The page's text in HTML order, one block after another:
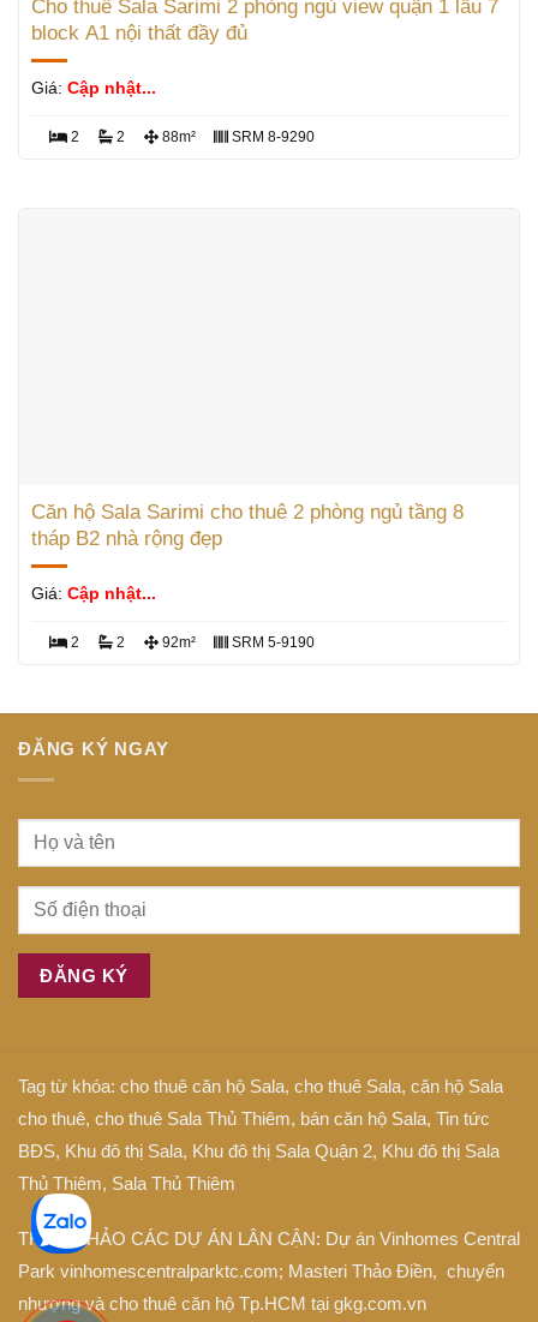
Cho thuê Sala Sarimi 2 phòng ngủ view quận 1 lầu 7
block A1 nội thất đầy đủ
Giá: Cập nhật...
2 2 88m² SRM 8-9290
Căn hộ Sala Sarimi cho thuê 2 phòng ngủ tầng 8
tháp B2 nhà rộng đẹp
Giá: Cập nhật...
2 2 92m² SRM 5-9190
ĐĂNG KÝ NGAY
Tag từ khóa: cho thuê căn hộ Sala, cho thuê Sala, căn hộ Sala
cho thuê, cho thuê Sala Thủ Thiêm, bán căn hộ Sala, Tin tức
BĐS, Khu đô thị Sala, Khu đô thị Sala Quận 2, Khu đô thị Sala
Thủ Thiêm, Sala Thủ Thiêm
THAM KHẢO CÁC DỰ ÁN LÂN CẬN: Dự án Vinhomes Central
Park vinhomescentralparktc.com; Masteri Thảo Điền, chuyển
nhượng và cho thuê căn hộ Tp.HCM tại gkg.com.vn